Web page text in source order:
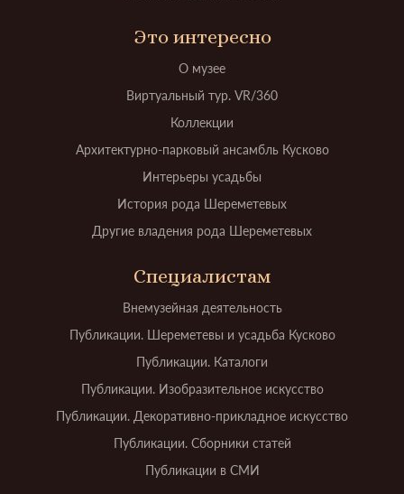
Это интересно
О музее
Виртуальный тур. VR/360
Коллекции
Архитектурно-парковый ансамбль Кусково
Интерьеры усадьбы
История рода Шереметевых
Другие владения рода Шереметевых
Специалистам
Внемузейная деятельность
Публикации. Шереметевы и усадьба Кусково
Публикации. Каталоги
Публикации. Изобразительное искусство
Публикации. Декоративно-прикладное искусство
Публикации. Сборники статей
Публикации в СМИ